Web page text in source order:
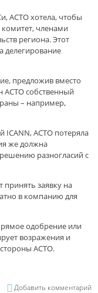
ACTO хотела, чтобы
комитет, членами
региона. Этот
делегирование
предложив вместо
ACTO собственный
– например,
ICANN, ACTO потеряла
же должна
разногласий с
принять заявку на
в компанию для
одобрение или
возражения и
ACTO.
Добавить комментарий